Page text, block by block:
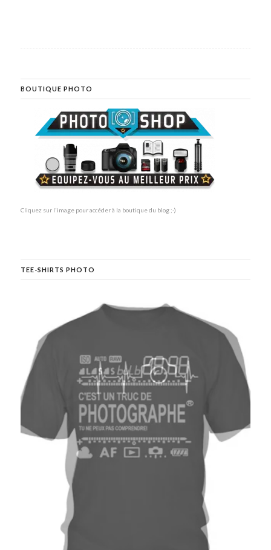
BOUTIQUE PHOTO
Cliquez sur l'image pour accéder à la boutique du blog ;-)
TEE-SHIRTS PHOTO